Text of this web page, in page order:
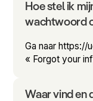
Hoe stel ik
wachtwoord
Ga naar https://
« Forgot your
Waar vind en